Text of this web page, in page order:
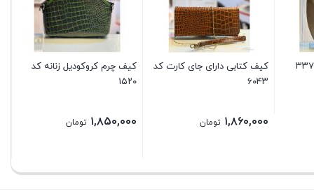
کیف کتابی دارای جای کارت کد
۶۰۴۳
۱,۸۶۰,۰۰۰ تومان
کیف چرم کروکودیل زنانه کد
۱۵۲۰
۱,۸۵۰,۰۰۰ تومان